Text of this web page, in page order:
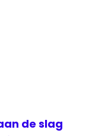
de slag